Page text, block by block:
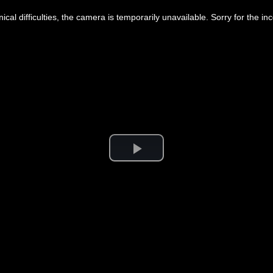
Play
difficulties, the camera is temporarily unavailable. Sorry for the